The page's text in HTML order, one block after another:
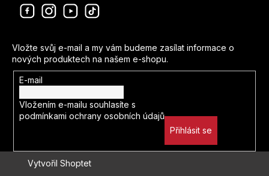
Odebírat newsletter
Vložte svůj e-mail a my vám budeme zasílat informace o
nových produktech na našem e-shopu.
E-mail
Vložením e-mailu souhlasíte s
podmínkami ochrany osobních údajů
Přihlásit se
Vytvořil Shoptet